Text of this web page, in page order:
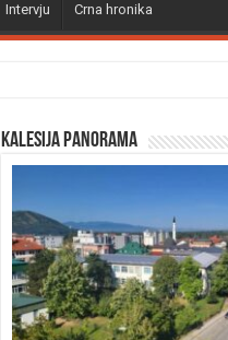
Intervju Crna hronika
Kalesija panorama